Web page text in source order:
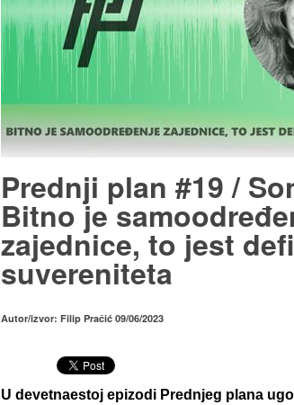
Prednji plan #19 /
Bitno je
zajednice, to jest
suvereniteta
Autor/izvor: Filip Pračić 09/06/2023
U devetnaestoj epizodi Prednjeg plana